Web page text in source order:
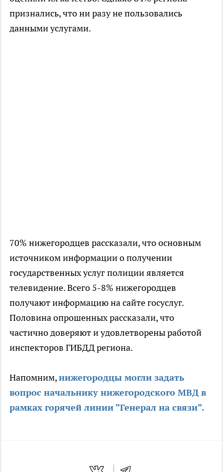
признались, что ни разу не пользовались
данными услугами.
70% нижегородцев рассказали, что основным
источником информации о получении
государственных услуг полиции является
телевидение. Всего 5-8% нижегородцев
получают информацию на сайте госуслуг.
Половина опрошенных рассказали, что
частично доверяют и удовлетворены работой
инспекторов ГИБДД региона.
Напомним,нижегородцы могли задать
вопрос начальнику нижегородского МВД в
рамках горячей линии "Генерал на связи".